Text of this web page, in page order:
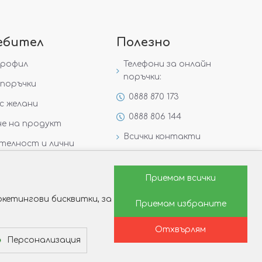
желани
на продукт
и лични
Полезно
Телефони за онлайн
поръчки:
0888 870 173
0888 806 144
Всички контакти
Защо да изберете Victoria
Как да изберем годежен
бисквитки, за
Персонализация
Приемам всички
Приемам избраните
Отхвърлям